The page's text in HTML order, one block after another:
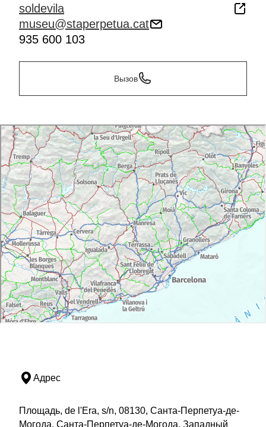
soldevila
museu@staperpetua.cat
935 600 103
Вызов
Адрес
Площадь, de l'Era, s/n, 08130, Санта-Перпетуа-де-
Могода, Санта-Перпетуа-де-Могода, Западный